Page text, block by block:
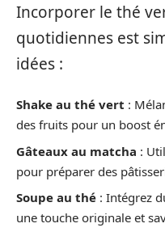
Incorporer le thé
quotidiennes est
idées :
Shake au thé vert :
des fruits pour un boost
Gâteaux au matcha :
pour préparer des
Soupe au thé : Intégrez
une touche originale et